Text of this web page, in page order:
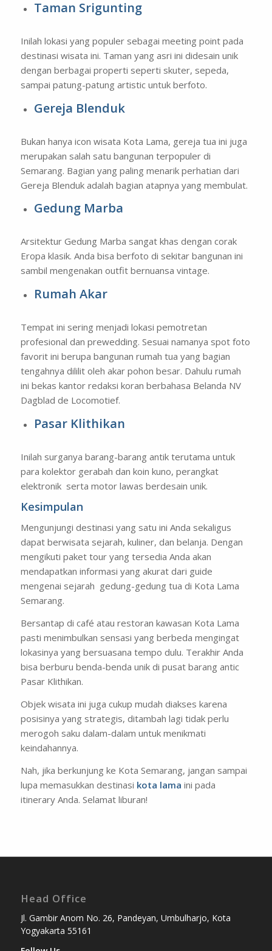
Taman Srigunting
Inilah lokasi yang populer sebagai meeting point pada
destinasi wisata ini. Taman yang asri ini didesain unik
dengan berbagai properti seperti skuter, sepeda,
sampai patung-patung artistic untuk berfoto.
Gereja Blenduk
Bukan hanya icon wisata Kota Lama, gereja tua ini juga
merupakan salah satu bangunan terpopuler di
Semarang. Bagian yang paling menarik perhatian dari
Gereja Blenduk adalah bagian atapnya yang membulat.
Gedung Marba
Arsitektur Gedung Marba sangat khas dengan corak
Eropa klasik. Anda bisa berfoto di sekitar bangunan ini
sambil mengenakan outfitbernuansa vintage.
Rumah Akar
Tempat ini sering menjadi lokasi pemotretan
profesional dan prewedding. Sesuai namanya spot foto
favorit ini berupa bangunan rumah tua yang bagian
tengahnya dililit oleh akar pohon besar. Dahulu rumah
ini bekas kantor redaksi koran berbahasa Belanda NV
Dagblad de Locomotief.
Pasar Klithikan
Inilah surganya barang-barang antik terutama untuk
para kolektor gerabah dan koin kuno, perangkat
elektronik serta motor lawas berdesain unik.
Kesimpulan
Mengunjungi destinasi yang satu ini Anda sekaligus
dapat berwisata sejarah, kuliner, dan belanja. Dengan
mengikuti paket tour yang tersedia Anda akan
mendapatkan informasi yang akurat dari guide
mengenai sejarah gedung-gedung tua di Kota Lama
Semarang.
Bersantap di café atau restoran kawasan Kota Lama
pasti menimbulkan sensasi yang berbeda mengingat
lokasinya yang bersuasana tempo dulu. Terakhir Anda
bisa berburu benda-benda unik di pusat barang antic
Pasar Klithikan.
Objek wisata ini juga cukup mudah diakses karena
posisinya yang strategis, ditambah lagi tidak perlu
merogoh saku dalam-dalam untuk menikmati
keindahannya.
Nah, jika berkunjung ke Kota Semarang, jangan sampai
lupa memasukkan destinasi kota lama ini pada
itineraryAnda. Selamat liburan!
Head Office
Jl. Gambir Anom No. 26, Pandeyan, Umbulharjo, Kota
Yogyakarta 55161